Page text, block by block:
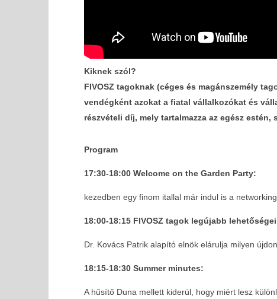
Kiknek szól?
FIVOSZ tagoknak (céges és magánszemély
vendégként azokat a fiatal vállalkozókat és
részvételi díj, mely tartalmazza az egész
Program
17:30-18:00 Welcome on the Garden Party:
kezedben egy finom itallal már indul is a
18:00-18:15 FIVOSZ tagok legújabb
Dr. Kovács Patrik alapító elnök elárulja milyen
18:15-18:30 Summer minutes:
A hűsítő Duna mellett kiderül, hogy miért lesz